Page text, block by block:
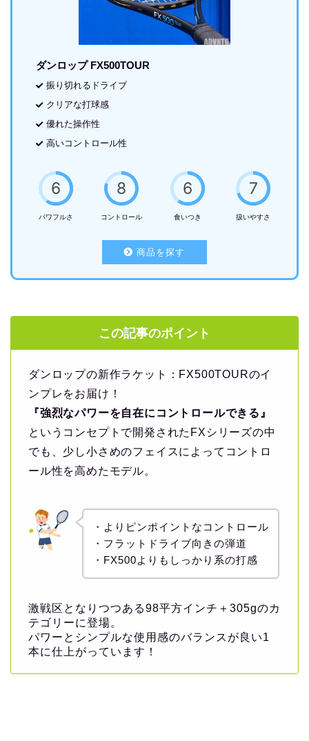
ダンロップ FX500TOUR
振り切れるドライブ
クリアな打球感
優れた操作性
高いコントロール性
6
パワフルさ
8
コントロール
6
食いつき
7
扱いやすさ
商品を探す
この記事のポイント
ダンロップの新作ラケット：FX500TOURのイ
ンプレをお届け！
『強烈なパワーを自在にコントロールできる』
というコンセプトで開発されたFXシリーズの中
でも、少し小さめのフェイスによってコントロ
ール性を高めたモデル。
・よりピンポイントなコントロール
・フラットドライブ向きの弾道
・FX500よりもしっかり系の打感
激戦区となりつつある98平方インチ＋305gのカ
テゴリーに登場。
パワーとシンプルな使用感のバランスが良い1
本に仕上がっています！